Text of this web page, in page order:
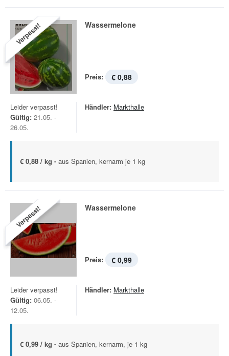
Verpasst! Wassermelone
Preis: € 0,88
Leider verpasst!
Gültig: 21.05. -
26.05.
Händler: Markthalle
€ 0,88 / kg - aus Spanien, kernarm je 1 kg
Verpasst! Wassermelone
Preis: € 0,99
Leider verpasst!
Gültig: 06.05. -
12.05.
Händler: Markthalle
€ 0,99 / kg - aus Spanien, kernarm, je 1 kg